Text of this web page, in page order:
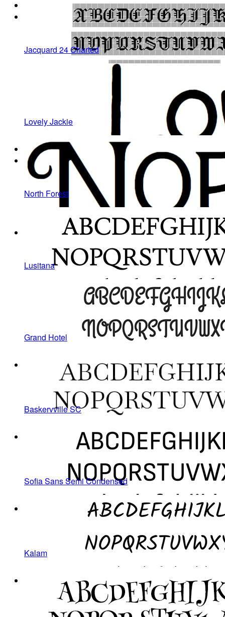
Jacquard 24 Charted
Lovely Jackie
North Forest
Lusitana
Grand Hotel
Baskervville SC
Sofia Sans Semi Condensed
Kalam